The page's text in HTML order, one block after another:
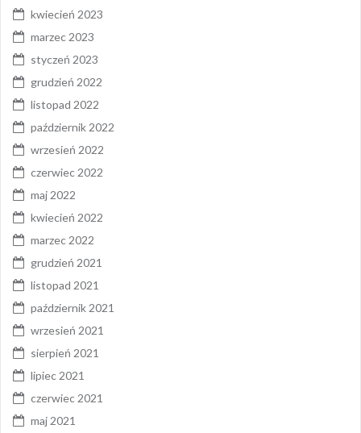
kwiecień 2023
marzec 2023
styczeń 2023
grudzień 2022
listopad 2022
październik 2022
wrzesień 2022
czerwiec 2022
maj 2022
kwiecień 2022
marzec 2022
grudzień 2021
listopad 2021
październik 2021
wrzesień 2021
sierpień 2021
lipiec 2021
czerwiec 2021
maj 2021